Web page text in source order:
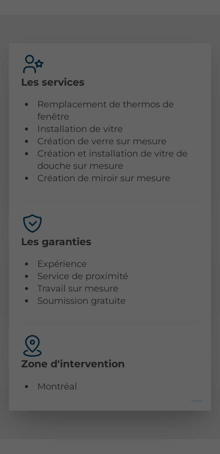
Les services
Remplacement de thermos de
fenêtre
Installation de vitre
Création de verre sur mesure
Création et installation de vitre de
douche sur mesure
Création de miroir sur mesure
Les garanties
Expérience
Service de proximité
Travail sur mesure
Soumission gratuite
Zone d'intervention
Montréal